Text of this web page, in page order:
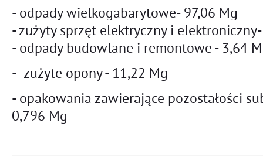
- odpady wielkogabarytowe- 97,06 Mg
- zużyty sprzęt elektryczny i
- odpady budowlane i remontowe - 3,64
- zużyte opony - 11,22 Mg
- opakowania zawierające pozostałości
0,796 Mg